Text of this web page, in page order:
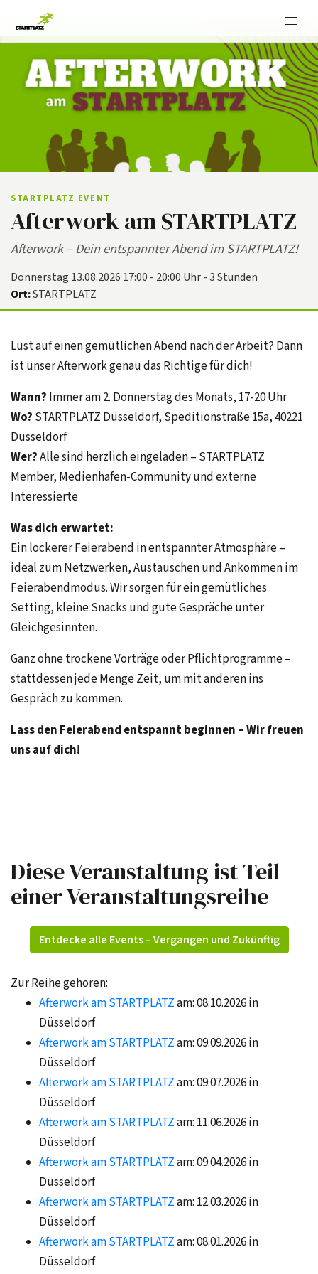
STARTPLATZ EVENT
Afterwork am STARTPLATZ
Afterwork – Dein entspannter Abend im STARTPLATZ!
Donnerstag 13.08.2026 17:00 - 20:00 Uhr - 3 Stunden
Ort:STARTPLATZ
Lust auf einen gemütlichen Abend nach der Arbeit? Dann
ist unser Afterwork genau das Richtige für dich!
Wann? Immer am 2. Donnerstag des Monats, 17-20 Uhr
Wo? STARTPLATZ Düsseldorf, Speditionstraße 15a, 40221
Düsseldorf
Wer?Alle sind herzlich eingeladen – STARTPLATZ
Member, Medienhafen-Community und externe
Interessierte
Was dich erwartet:
Ein lockerer Feierabend in entspannter Atmosphäre –
ideal zum Netzwerken, Austauschen und Ankommen im
Feierabendmodus. Wir sorgen für ein gemütliches
Setting, kleine Snacks und gute Gespräche unter
Gleichgesinnten.
Ganz ohne trockene Vorträge oder Pflichtprogramme –
stattdessen jede Menge Zeit, um mit anderen ins
Gespräch zu kommen.
Lass den Feierabend entspannt beginnen – Wir freuen
uns auf dich!
Diese Veranstaltung ist Teil
einer Veranstaltungsreihe
Entdecke alle Events – Vergangen und Zukünftig
Zur Reihe gehören:
Afterwork am STARTPLATZam: 08.10.2026 in
Düsseldorf
Afterwork am STARTPLATZam: 09.09.2026 in
Düsseldorf
Afterwork am STARTPLATZam: 09.07.2026 in
Düsseldorf
Afterwork am STARTPLATZam: 11.06.2026 in
Düsseldorf
Afterwork am STARTPLATZam: 09.04.2026 in
Düsseldorf
Afterwork am STARTPLATZam: 12.03.2026 in
Düsseldorf
Afterwork am STARTPLATZam: 08.01.2026 in
Düsseldorf